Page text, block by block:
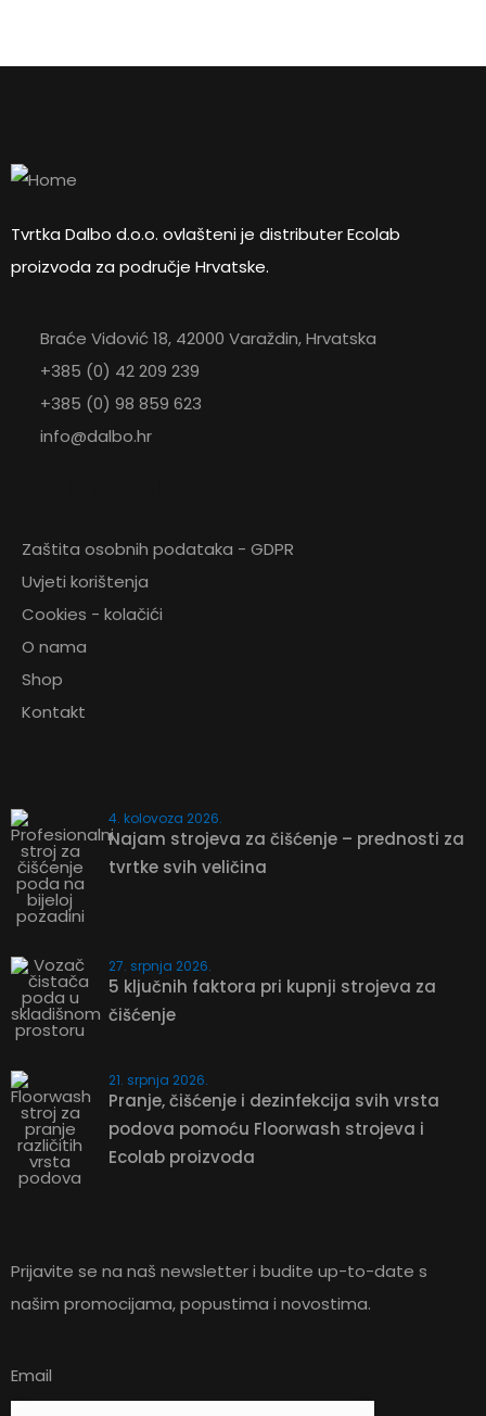
ZATRAŽITE
PONUDU
110mm Plastični ručni strugač
ZATRAŽITE
PONUDU
219,42€
Ultra higijensko strugalo za pod
Tvrtka Dalbo d.o.o. ovlašteni je distributer Ecolab
proizvoda za područje Hrvatske.
Braće Vidović 18, 42000 Varaždin, Hrvatska
+385 (0) 42 209 239
+385 (0) 98 859 623
info@dalbo.hr
Zaštita osobnih podataka - GDPR
Uvjeti korištenja
Cookies - kolačići
O nama
Shop
Kontakt
4. kolovoza 2026.
Najam strojeva za čišćenje – prednosti za
tvrtke svih veličina
27. srpnja 2026.
5 ključnih faktora pri kupnji strojeva za
čišćenje
21. srpnja 2026.
Pranje, čišćenje i dezinfekcija svih vrsta
podova pomoću Floorwash strojeva i
Ecolab proizvoda
Prijavite se na naš newsletter i budite up-to-date s
našim promocijama, popustima i novostima.
Email